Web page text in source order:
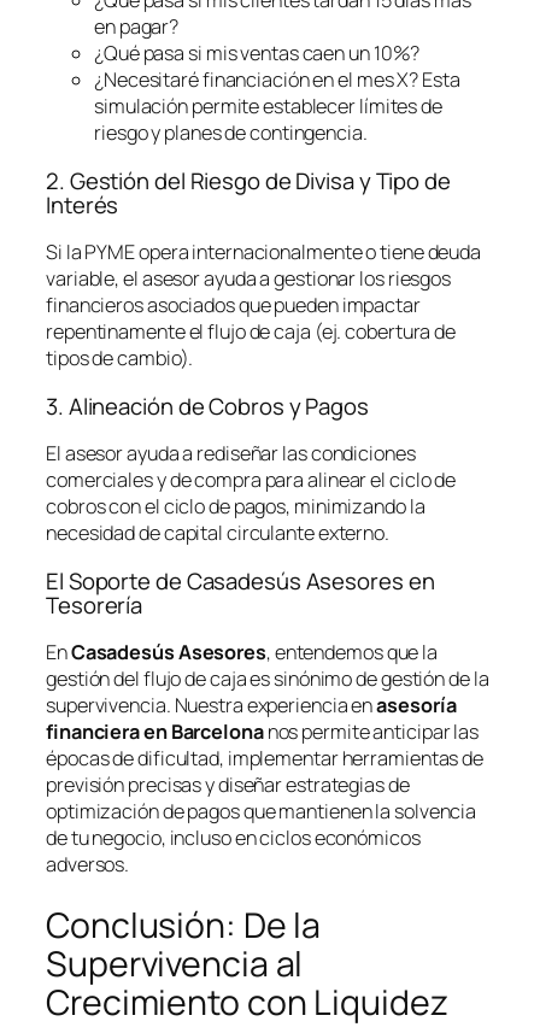
en pagar?
¿Qué pasa si mis ventas caen un 10%?
¿Necesitaré financiación en el mes X? Esta
simulación permite establecer límites de
riesgo y planes de contingencia.
2. Gestión del Riesgo de Divisa y Tipo de
Interés
Si la PYME opera internacionalmente o tiene deuda
variable, el asesor ayuda a gestionar los riesgos
financieros asociados que pueden impactar
repentinamente el flujo de caja (ej. cobertura de
tipos de cambio).
3. Alineación de Cobros y Pagos
El asesor ayuda a rediseñar las condiciones
comerciales y de compra para alinear el ciclo de
cobros con el ciclo de pagos, minimizando la
necesidad de capital circulante externo.
El Soporte de Casadesús Asesores en
Tesorería
EnCasadesús Asesores, entendemos que la
gestión del flujo de caja es sinónimo de gestión de la
supervivencia. Nuestra experiencia enasesoría
financiera en Barcelonanos permite anticipar las
épocas de dificultad, implementar herramientas de
previsión precisas y diseñar estrategias de
optimización de pagos que mantienen la solvencia
de tu negocio, incluso en ciclos económicos
adversos.
Conclusión: De la
Supervivencia al
Crecimiento con Liquidez